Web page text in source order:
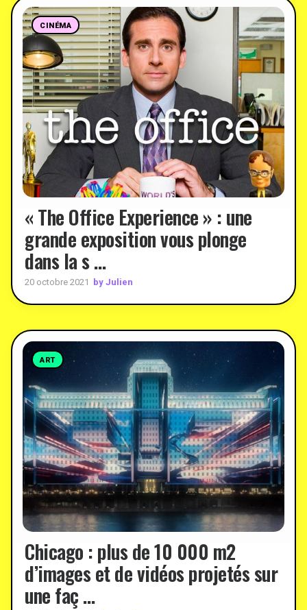
CINÉMA
« The Office Experience » : une
grande exposition vous plonge
dans la s …
20 octobre 2021 by Julien
ART
Chicago : plus de 10 000 m2
d’images et de vidéos projetés sur
une faç …